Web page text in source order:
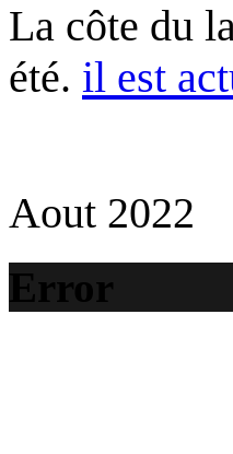
La côte du
été. il est
Aout 2022
Error